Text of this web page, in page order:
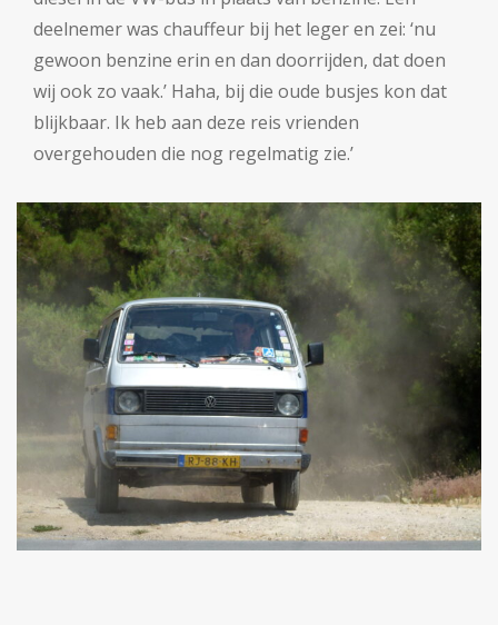
deelnemer was chauffeur bij het leger en zei: ‘nu
gewoon benzine erin en dan doorrijden, dat doen
wij ook zo vaak.’ Haha, bij die oude busjes kon dat
blijkbaar. Ik heb aan deze reis vrienden
overgehouden die nog regelmatig zie.’